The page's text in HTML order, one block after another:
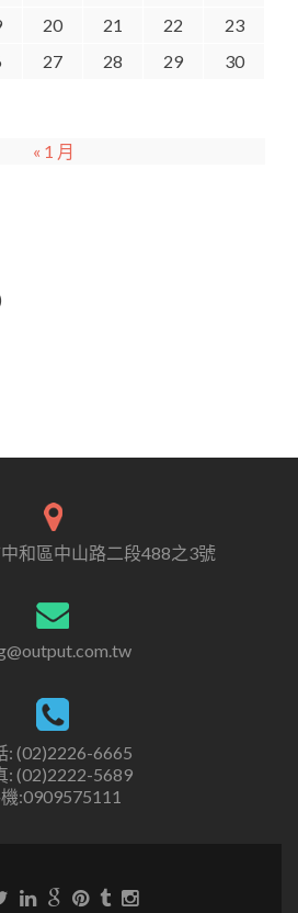
20 21 22
23
27 28 29
30
« 1 月
和區中山路二段488之3號
: (02)2226-6665
: (02)2222-5689
:0909575111